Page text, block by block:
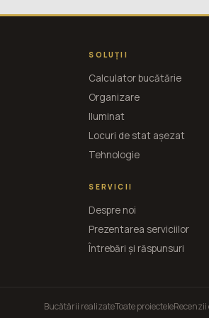
SOLUȚII
Calculator bucătărie
Organizare
Iluminat
Locuri de stat așezat
Tehnologie
SERVICII
Despre noi
Prezentarea serviciilor
Întrebări și răspunsuri
Bucătării realizateToate proiectele